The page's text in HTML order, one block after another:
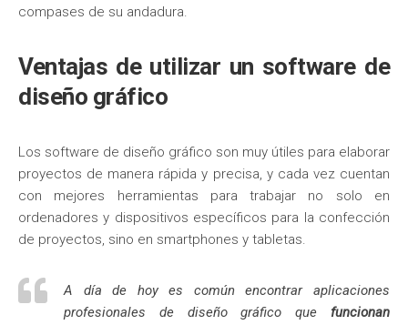
compases de su andadura.
Ventajas de utilizar un software de
diseño gráfico
Los software de diseño gráfico son muy útiles para elaborar
proyectos de manera rápida y precisa, y cada vez cuentan
con mejores herramientas para trabajar no solo en
ordenadores y dispositivos específicos para la confección
de proyectos, sino en smartphones y tabletas.
A día de hoy es común encontrar aplicaciones
profesionales de diseño gráfico que funcionan